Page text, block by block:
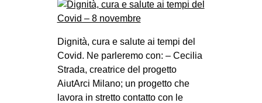
Dignità, cura e salute ai tempi del
Covid. Ne parleremo con: – Cecilia
Strada, creatrice del progetto
AiutArci Milano; un progetto che
lavora in stretto contatto con le